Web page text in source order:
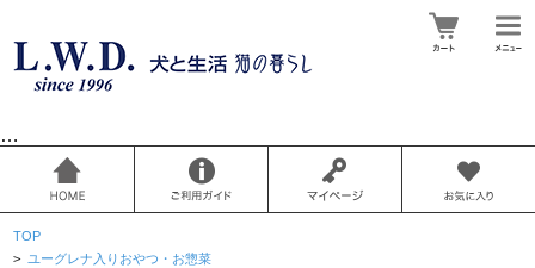
…
TOP
> ユーグレナ入りおやつ・お惣菜